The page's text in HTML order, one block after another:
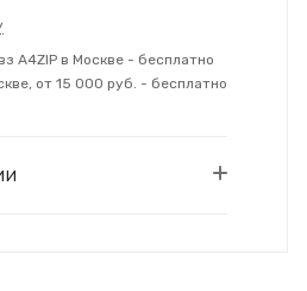
A4ZIP в Москве - бесплатно
от 15 000 руб. - бесплатно